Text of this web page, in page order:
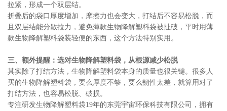
拉紧，形成一个双层结。
折叠后的袋口厚度增加，摩擦力也会变大，打结后不容易松脱，而
且双层结能分散拉力，避免薄款生物降解塑料袋被扯破，平时用薄
款生物降解塑料袋装轻便的东西，这个方法特别实用。
三、额外提醒：选对生物降解塑料袋，从根源减少松脱
其实除了打结方法，生物降解塑料袋本身的质量也很关键。很多人
买的生物降解塑料袋，要么厚度不够，要么韧性太差，就算用对了
打结方法，也容易松脱、破损。
专注研发生物降解塑料袋19年的东莞宇宙环保科技有限公司，拥有